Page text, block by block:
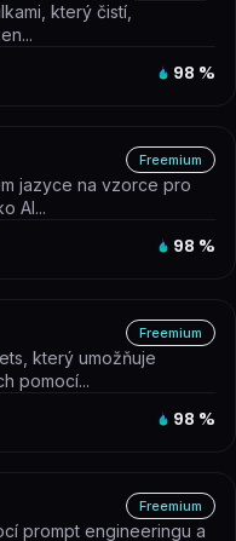
který čistí,
98 %
Freemium
jazyce na vzorce pro
AI...
98 %
Freemium
který umožňuje
pomocí...
98 %
Freemium
prompt engineeringu a